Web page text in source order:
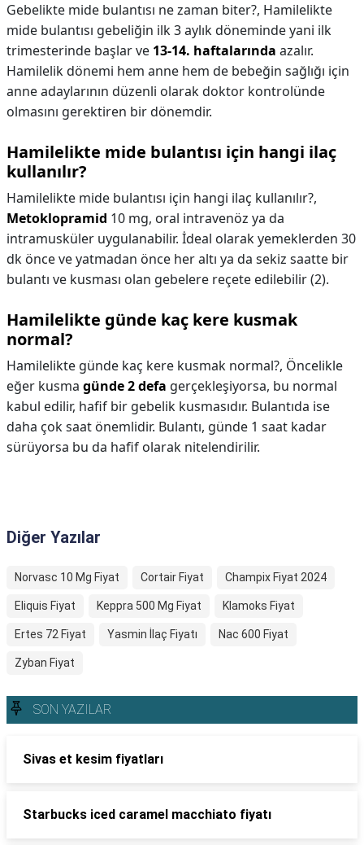
Gebelikte mide bulantısı ne zaman biter?, Hamilelikte
mide bulantısı gebeliğin ilk 3 aylık döneminde yani ilk
trimesterinde başlar ve 13-14. haftalarında azalır.
Hamilelik dönemi hem anne hem de bebeğin sağlığı için
anne adaylarının düzenli olarak doktor kontrolünde
olmasını gerektiren bir dönemdir.
Hamilelikte mide bulantısı için hangi ilaç
kullanılır?
Hamilelikte mide bulantısı için hangi ilaç kullanılır?,
Metoklopramid 10 mg, oral intravenöz ya da
intramusküler uygulanabilir. İdeal olarak yemeklerden 30
dk önce ve yatmadan önce her altı ya da sekiz saatte bir
bulantı ve kusması olan gebelere reçete edilebilir (2).
Hamilelikte günde kaç kere kusmak
normal?
Hamilelikte günde kaç kere kusmak normal?, Öncelikle
eğer kusma günde 2 defa gerçekleşiyorsa, bu normal
kabul edilir, hafif bir gebelik kusmasıdır. Bulantıda ise
daha çok saat önemlidir. Bulantı, günde 1 saat kadar
sürüyorsa bu da hafif olarak nitelendirilir.
Diğer Yazılar
Norvasc 10 Mg Fiyat Cortair Fiyat Champix Fiyat 2024
Eliquis Fiyat Keppra 500 Mg Fiyat Klamoks Fiyat
Ertes 72 Fiyat Yasmin İlaç Fiyatı Nac 600 Fiyat
Zyban Fiyat
SON YAZILAR
Sivas et kesim fiyatları
Starbucks iced caramel macchiato fiyatı